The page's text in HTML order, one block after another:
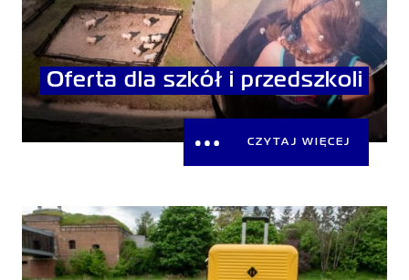
Oferta dla szkół i przedszkoli
CZYTAJ WIĘCEJ